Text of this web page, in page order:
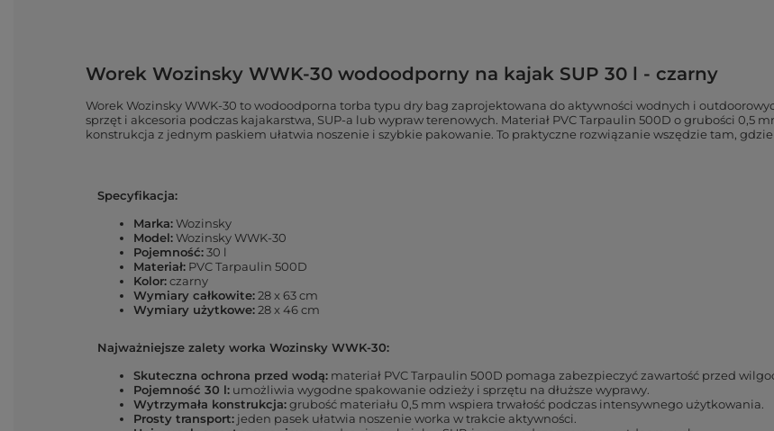
Worek Wozinsky WWK-30 wodoodporny na kajak SUP 30 l - czarny
Worek Wozinsky WWK-30 to wodoodporna torba typu dry bag zaprojektowana do aktywności wodnych i
sprzęt i akcesoria podczas kajakarstwa, SUP-a lub wypraw terenowych. Materiał PVC Tarpaulin 500D o grubości 0,5
konstrukcja z jednym paskiem ułatwia noszenie i szybkie pakowanie. To praktyczne rozwiązanie wszędzie tam,
Specyfikacja:
Marka:Wozinsky
Model:Wozinsky WWK-30
Pojemność:30 l
Materiał: PVC Tarpaulin 500D
Kolor:czarny
Wymiary całkowite:28 x 63 cm
Wymiary użytkowe:28 x 46 cm
Najważniejsze zalety worka Wozinsky WWK-30:
Skuteczna ochrona przed wodą: materiał PVC Tarpaulin 500D pomaga zabezpieczyć zawartość przed
Pojemność 30 l: umożliwia wygodne spakowanie odzieży i sprzętu na dłuższe wyprawy.
Wytrzymała konstrukcja:grubość materiału 0,5 mm wspiera trwałość podczas intensywnego użytkowania.
Prosty transport: jeden pasek ułatwia noszenie worka w trakcie aktywności.